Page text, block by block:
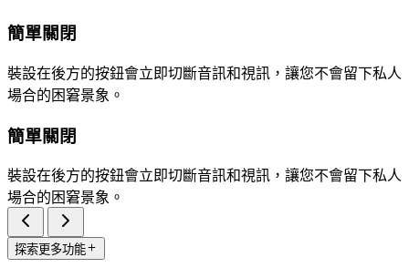
簡單關閉
裝設在後方的按鈕會立即切斷音訊和視訊，讓您不會留下私人
場合的困窘景象。
簡單關閉
裝設在後方的按鈕會立即切斷音訊和視訊，讓您不會留下私人
場合的困窘景象。
探索更多功能